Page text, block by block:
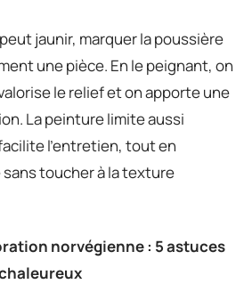
jaunir, marquer la poussière
une pièce. En le peignant, on
le relief et on apporte une
La peinture limite aussi
l’entretien, tout en
toucher à la texture
norvégienne : 5 astuces